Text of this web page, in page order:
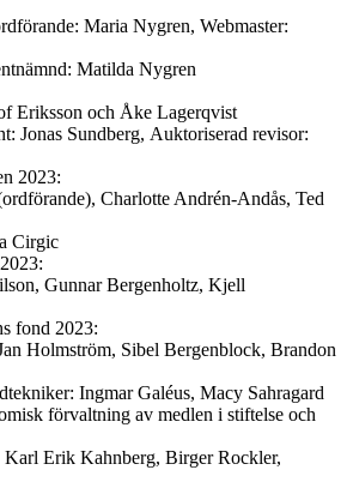
Maria Nygren, Webmaster:
Matilda Nygren
och Åke Lagerqvist
Sundberg, Auktoriserad revisor:
2023:
Charlotte Andrén-Andås, Ted
Cirgic
Gunnar Bergenholtz, Kjell
2023:
Sibel Bergenblock, Brandon
Ingmar Galéus, Macy Sahragard
förvaltning av medlen i stiftelse och
Erik Kahnberg, Birger Rockler,